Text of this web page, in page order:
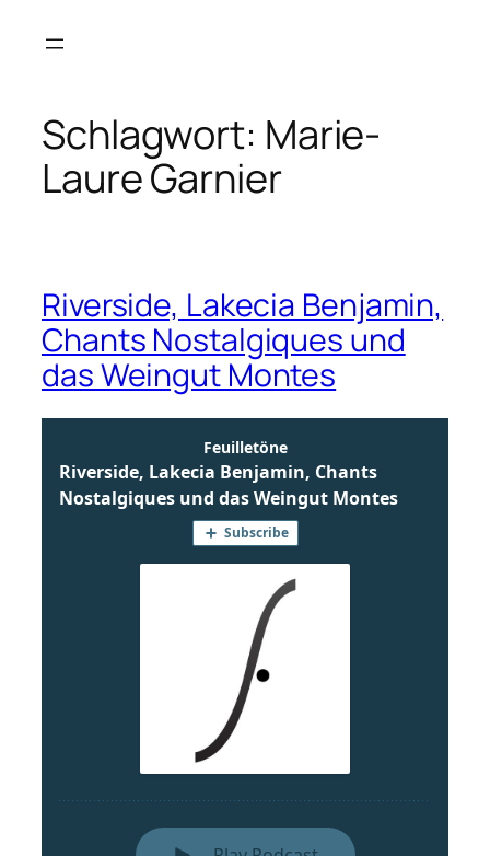
Inhalt
Schlagwort: Marie-
Laure Garnier
Riverside, Lakecia Benjamin,
Chants Nostalgiques und
das Weingut Montes